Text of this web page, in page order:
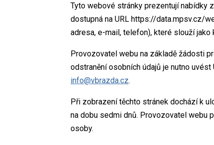
Tyto webové stránky prezentují nabídky
dostupná na URL https://data.mpsv.cz/
adresa, e-mail, telefon), které slouží
Provozovatel webu na základě žádosti
odstranění osobních údajů je nutno
info@vbrazda.cz.
Při zobrazení těchto stránek dochází k
na dobu sedmi dnů. Provozovatel webu
osoby.